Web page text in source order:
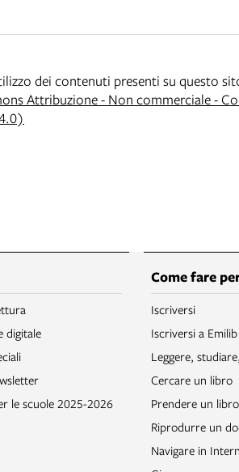
dei contenuti presenti su questo
Attribuzione - Non commerciale -
digitale
le scuole 2025-2026
Come fare
Iscriversi
Iscriversi a Emilib
Leggere,
Cercare un libro
Prendere un
Riprodurre un
Navigare in